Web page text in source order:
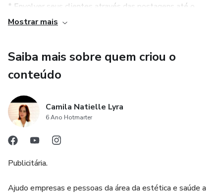
* Envolver seus clientes através das postagens até o
fechamento do serviço (Fase 4 – Funil de conteúdos);
clientes (Fase. 5 - Perfil); l Posicionamento para seu
público e padronização do seu perfil, deixando-o
identidade visual e logo);
Profissionalizando o seu perfil);
convencem e vendem (Fase 8 – Copy / Gatilhos mentais);
Mostrar mais
Saiba mais sobre quem criou o
conteúdo
Camila Natielle Lyra
6 Ano Hotmarter
Publicitária.
Ajudo empresas e pessoas da área da estética e saúde a